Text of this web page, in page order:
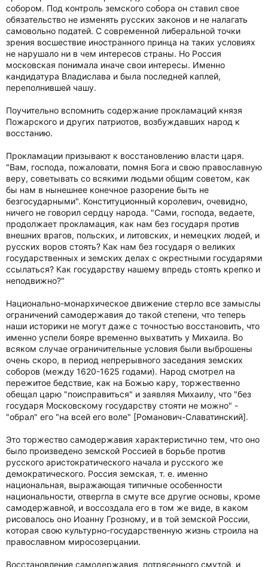
собором. Под контроль земского собора он ставил свое
обязательство не изменять русских законов и не налагать
самовольно податей. С современной либеральной точки
зрения восшествие иностранного принца на таких условиях
не нарушало ни в чем интересов страны. Но Россия
московская понимала иначе свои интересы. Именно
кандидатура Владислава и была последней каплей,
переполнившей чашу.
Поучительно вспомнить содержание прокламаций князя
Пожарского и других патриотов, возбуждавших народ к
восстанию.
Прокламации призывают к восстановлению власти царя.
"Вам, господа, пожаловати, помня Бога и свою православную
веру, советывать со всякими людьми общим советом, как
бы нам в нынешнее конечное разорение быть не
безгосударными". Конституционный королевич, очевидно,
ничего не говорил сердцу народа. "Сами, господа, ведаете,
продолжает прокламация, как нам без государя против
внешних врагов, польских, и литовских, и немецких людей, и
русских воров стоять? Как нам без государя о великих
государственных и земских делах с окрестными государями
ссылаться? Как государству нашему впредь стоять крепко и
неподвижно?"
Национально-монархическое движение стерло все замыслы
ограничений самодержавия до такой степени, что теперь
наши историки не могут даже с точностью восстановить, что
именно успели бояре временно выхватить у Михаила. Во
всяком случае ограничительные условия были выброшены
очень скоро, в период непрерывного заседания земских
соборов (между 1620-1625 годами). Народ смотрел на
пережитое бедствие, как на Божью кару, торжественно
обещал царю "поисправиться" и заявляя Михаилу, что "без
государя Московскому государству стояти не можно" -
"обрал" его "на всей его воле" [Романович-Славатинский].
Это торжество самодержавия характеристично тем, что оно
было произведено земской Россией в борьбе против
русского аристократического начала и русского же
демократического. Россия земская, т. е. именно
национальная, выражающая типичные особенности
национальности, отвергла в смуте все другие основы, кроме
самодержавной, и воссоздала его в том же виде, в каком
рисовалось оно Иоанну Грозному, и в той земской России,
которая свою культурно-государственную жизнь строила на
православном миросозерцании.
Восстановление самодержавия, потрясенного смутой, и